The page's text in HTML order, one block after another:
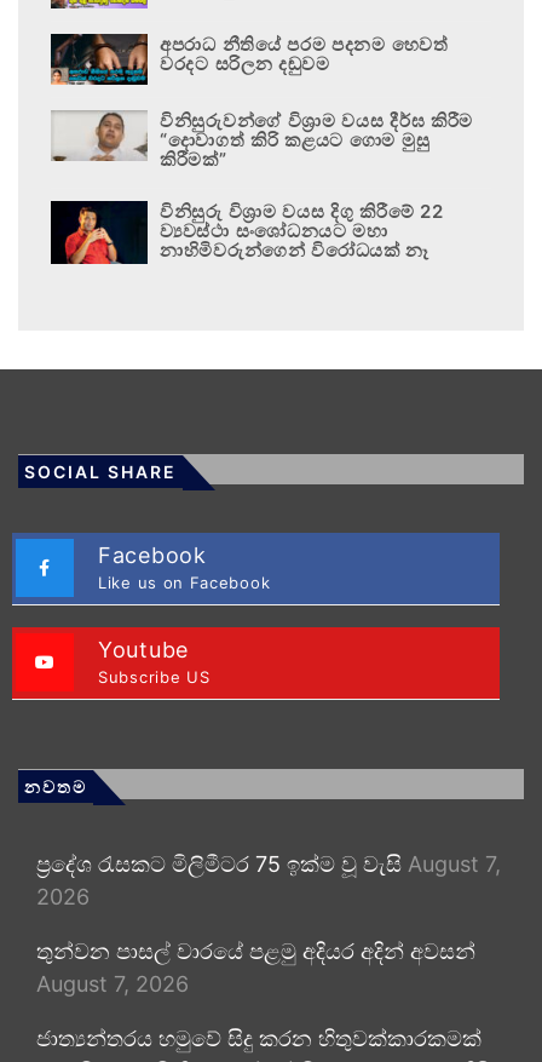
අපරාධ නීතියේ පරම පදනම හෙවත්
වරදට සරිලන දඬුවම
විනිසුරුවන්ගේ විශ්‍රාම වයස දීර්ඝ කිරීම
“දොවාගත් කිරි කළයට ගොම මුසු
කිරීමක්”
විනිසුරු විශ්‍රාම වයස දිගු කිරීමේ 22
ව්‍යවස්ථා සංශෝධනයට මහා
නාහිමිවරුන්ගෙන් විරෝධයක් නෑ
SOCIAL SHARE
Facebook
Like us on Facebook
Youtube
Subscribe US
නවතම
ප්‍රදේශ රැසකට මිලිමීටර 75 ඉක්ම වූ වැසි August 7,
2026
තුන්වන පාසල් වාරයේ පළමු අදියර අදින් අවසන්
August 7, 2026
ජාත්‍යන්තරය හමුවේ සිදු කරන හිතුවක්කාරකමක්